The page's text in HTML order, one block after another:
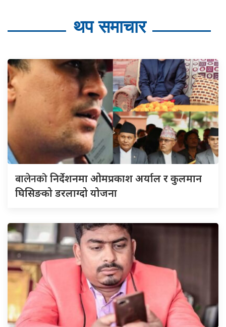
थप समाचार
बालेनकोनिर्देशनमा ओमप्रकाश अर्याल र कुलमान
घिसिङको डरलाग्दो योजना